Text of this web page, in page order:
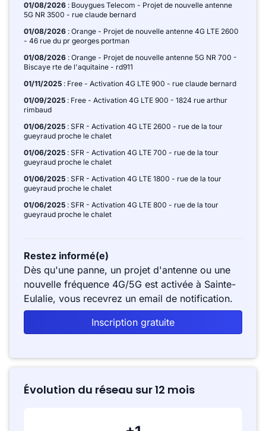
01/08/2026 : Bouygues Telecom - Projet de nouvelle antenne
5G NR 3500 - rue claude bernard
01/08/2026 : Orange - Projet de nouvelle antenne 4G LTE 2600
- 46 rue du pr georges portman
01/08/2026 : Orange - Projet de nouvelle antenne 5G NR 700 -
Biscaye rte de l'aquitaine - rd911
01/11/2025 : Free - Activation 4G LTE 900 - rue claude bernard
01/09/2025 : Free - Activation 4G LTE 900 - 1824 rue arthur
rimbaud
01/06/2025 : SFR - Activation 4G LTE 2600 - rue de la tour
gueyraud proche le chalet
01/06/2025 : SFR - Activation 4G LTE 700 - rue de la tour
gueyraud proche le chalet
01/06/2025 : SFR - Activation 4G LTE 1800 - rue de la tour
gueyraud proche le chalet
01/06/2025 : SFR - Activation 4G LTE 800 - rue de la tour
gueyraud proche le chalet
Restez informé(e)
Dès qu'une panne, un projet d'antenne ou une
nouvelle fréquence 4G/5G est activée à Sainte-
Eulalie, vous recevrez un email de notification.
Inscription gratuite
Évolution du réseau sur 12 mois